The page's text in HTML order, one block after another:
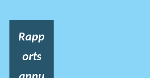
Rapp
orts